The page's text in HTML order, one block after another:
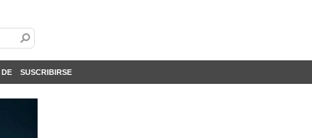
SUSCRIBIRSE